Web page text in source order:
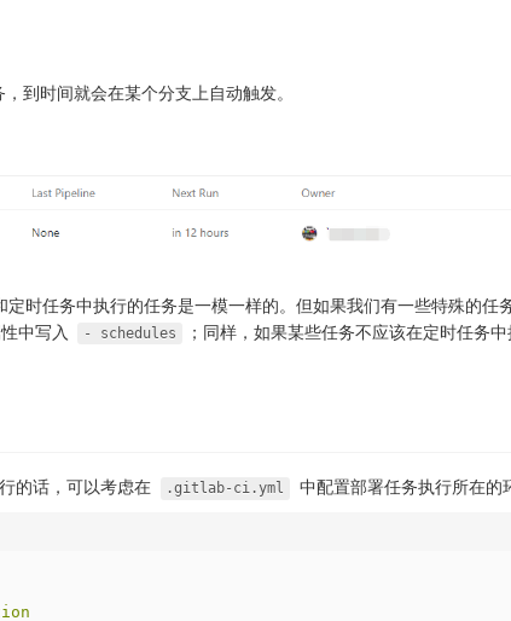
到时间就会在某个分支上自动触发。
时任务中执行的任务是一模一样的。但如果我们有一些特殊的任
中写入 - schedules ；同样，如果某些任务不应该在定时任务
的话，可以考虑在 .gitlab-ci.yml 中配置部署任务执行所在的